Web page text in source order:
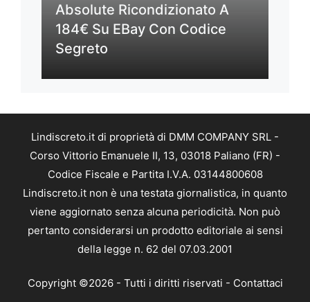
Absolute Ricondizionato A
184€ Su EBay Con Codice
Segreto
Lindiscreto.it di proprietà di DMM COMPANY SRL -
Corso Vittorio Emanuele II, 13, 03018 Paliano (FR) -
Codice Fiscale e Partita I.V.A. 03144800608
Lindiscreto.it non è una testata giornalistica, in quanto
viene aggiornato senza alcuna periodicità. Non può
pertanto considerarsi un prodotto editoriale ai sensi
della legge n. 62 del 07.03.2001
Copyright ©2026 - Tutti i diritti riservati - Contattaci